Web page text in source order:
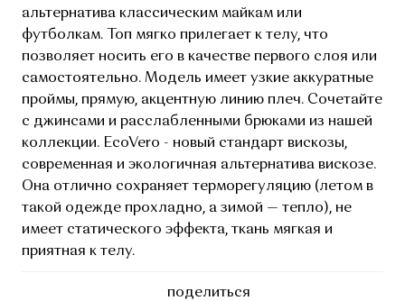
альтернатива классическим майкам или
футболкам. Топ мягко прилегает к телу, что
позволяет носить его в качестве первого слоя или
самостоятельно. Модель имеет узкие аккуратные
проймы, прямую, акцентную линию плеч. Сочетайте
с джинсами и расслабленными брюками из нашей
коллекции. EcoVero - новый стандарт вискозы,
современная и экологичная альтернатива вискозе.
Она отлично сохраняет терморегуляцию (летом в
такой одежде прохладно, а зимой — тепло), не
имеет статического эффекта, ткань мягкая и
приятная к телу.
поделиться